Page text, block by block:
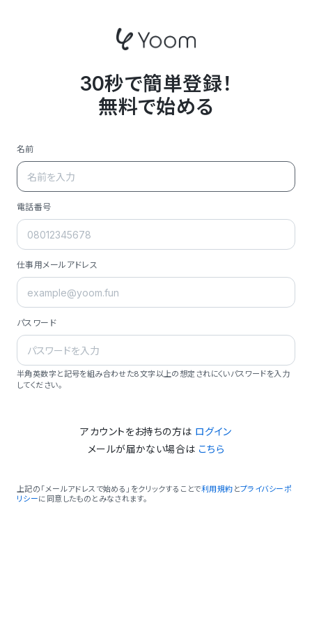
30秒で簡単登録！
無料で始める
名前
電話番号
仕事用メールアドレス
パスワード
半角英数字と記号を組み合わせた8文字以上の想定されにくいパスワードを入力
してください。
アカウントをお持ちの方は ログイン
メールが届かない場合は こちら
上記の「メールアドレスで始める」をクリックすることで利用規約 とプライバシーポ
リシーに同意したものとみなされます。